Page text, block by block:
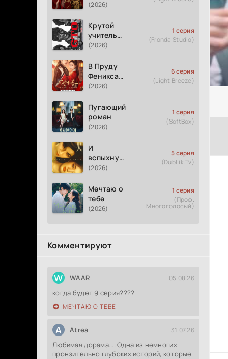
(2026)
Крутой
учитель
Онидзука
(2026)
(2026)
1 серия
(Fronda Studio)
В Пруду
Феникса
рождается
(2026)
6 серия
(Light Breeze)
Пугающий
роман
(2026)
1 серия
(SoftBox)
И
вспыхнуло
пламя
(2026)
5 серия
(DubLik.Tv)
Мечтаю о
тебе
(2026)
1 серия
(Проф.
Многоголосый)
Комментируют
W WAAR 05.08.26
когда будет 9 серия????
МЕЧТАЮ О ТЕБЕ
A Atrea 31.07.26
Любимая дорама.... Одна из немногих
пронзительно глубоких историй, которые